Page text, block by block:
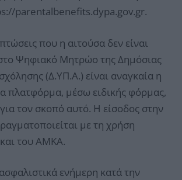
parentalbenefits.dypa.gov.gr.
που η αιτούσα δεν είναι
Ψηφιακό Μητρώο της Δημόσιας
(Δ.ΥΠ.Α.) είναι αναγκαία η
πλατφόρμα, μέσω ειδικής φόρμας,
τον σκοπό αυτό. Η είσοδος στην
με τη χρήση
του ΑΜΚΑ.
ενήμερη κατά την